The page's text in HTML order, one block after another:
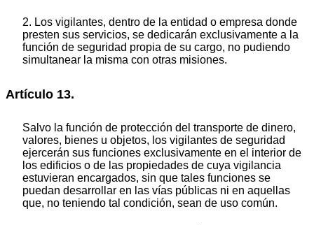
2. Los vigilantes, dentro de la entidad o empresa donde
presten sus servicios, se dedicarán exclusivamente a la
función de seguridad propia de su cargo, no pudiendo
simultanear la misma con otras misiones.
Artículo 13.
Salvo la función de protección del transporte de dinero,
valores, bienes u objetos, los vigilantes de seguridad
ejercerán sus funciones exclusivamente en el interior de
los edificios o de las propiedades de cuya vigilancia
estuvieran encargados, sin que tales funciones se
puedan desarrollar en las vías públicas ni en aquellas
que, no teniendo tal condición, sean de uso común.